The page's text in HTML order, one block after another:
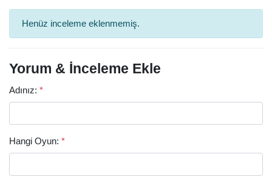
Henüz inceleme eklenmemiş.
Yorum & İnceleme Ekle
Adınız: *
Hangi Oyun: *